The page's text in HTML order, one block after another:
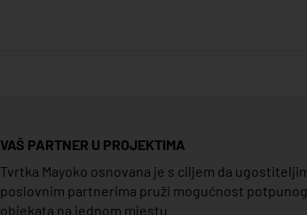
VAŠ PARTNER U PROJEKTIMA
Tvrtka Mayoko osnovana je s ciljem da
poslovnim partnerima pruži mogućnost
objekata na jednom mjestu